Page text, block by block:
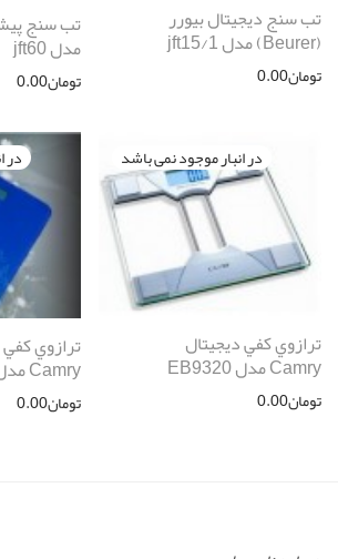
تب سنج ديجيتال بیورر
(Beurer) مدل jft15/1
تومان0.00
مدل jft60
تومان0.00
ترازوي كفي ديجيتال
Camry مدل EB9320
تومان0.00
ترازوي
Camry مدل 2011
تومان0.00